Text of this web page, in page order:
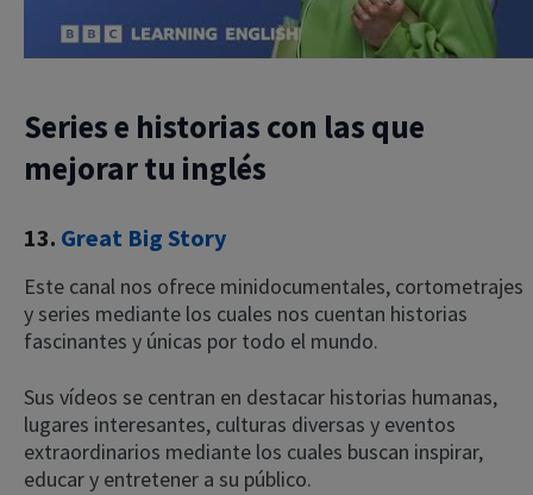
Series e historias con las que
mejorar tu inglés
13. Great Big Story
Este canal nos ofrece minidocumentales, cortometrajes
y series mediante los cuales nos cuentan historias
fascinantes y únicas por todo el mundo.
Sus vídeos se centran en destacar historias humanas,
lugares interesantes, culturas diversas y eventos
extraordinarios mediante los cuales buscan inspirar,
educar y entretener a su público.